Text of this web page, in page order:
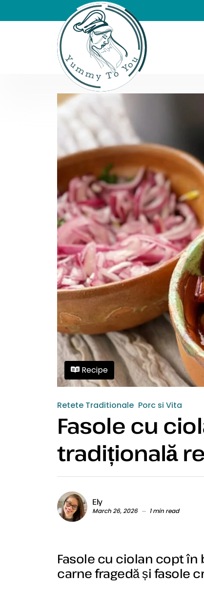
Recipe
Retete Traditionale Porc si Vita
Fasole cu
tradițională
Ely
March 26, 2026 1 min read
Fasole cu ciolan copt în
carne fragedă și fasole